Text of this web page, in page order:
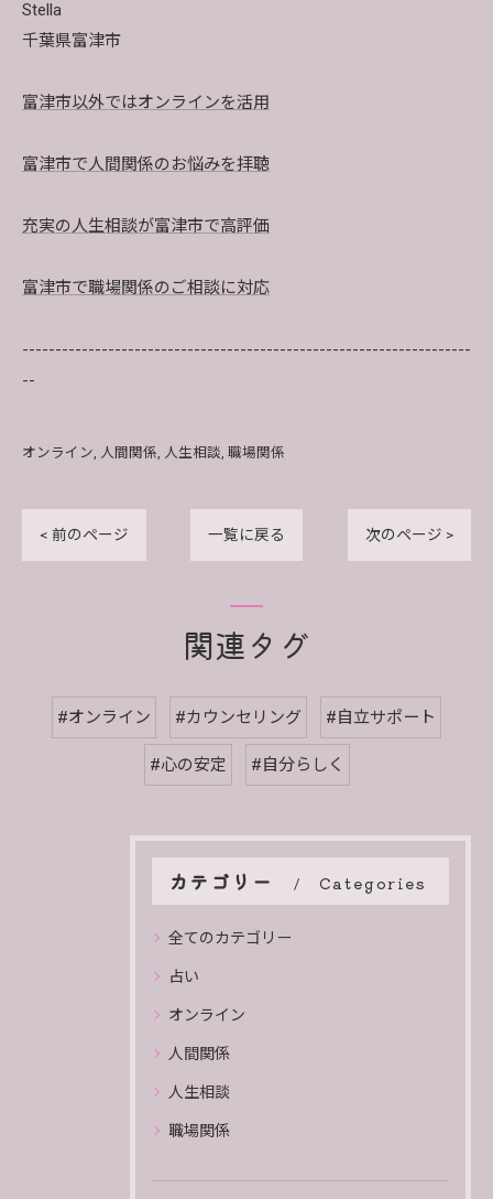
Stella
千葉県富津市
富津市以外ではオンラインを活用
富津市で人間関係のお悩みを拝聴
充実の人生相談が富津市で高評価
富津市で職場関係のご相談に対応
--------------------------------------------------------------------
--
オンライン 人間関係 人生相談 職場関係
< 前のページ 一覧に戻る 次のページ >
関連タグ
#オンライン #カウンセリング #自立サポート
#心の安定 #自分らしく
カテゴリー Categories
全てのカテゴリー
占い
オンライン
人間関係
人生相談
職場関係